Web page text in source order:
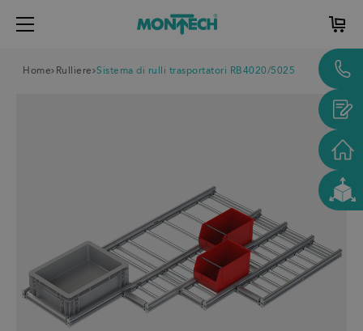
Home Rulliere Sistema di rulli trasportatori RB4020/5025